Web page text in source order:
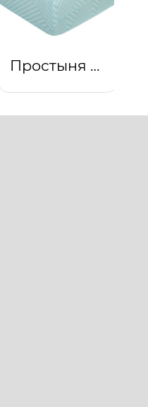
Простыня на резинке "Тишина природы"